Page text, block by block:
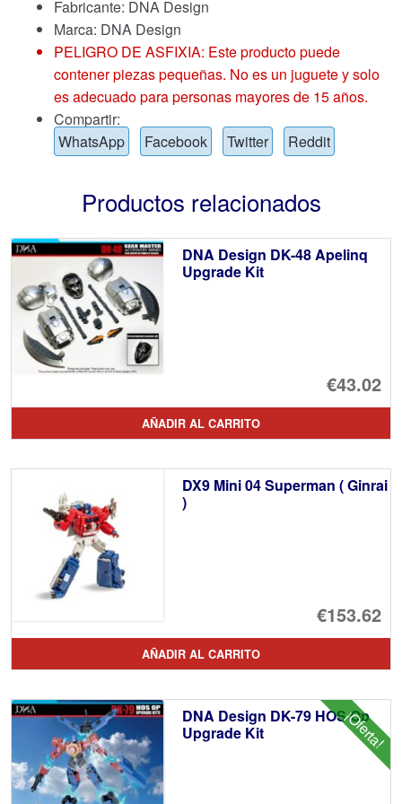
Fabricante: DNA Design
Marca: DNA Design
PELIGRO DE ASFIXIA: Este producto puede
contener piezas pequeñas. No es un juguete y solo
es adecuado para personas mayores de 15 años.
Compartir:
WhatsApp
Facebook Twitter Reddit
Productos relacionados
DNA Design DK-48 Apelinq
Upgrade Kit
€43.02
AÑADIR AL CARRITO
DX9 Mini 04 Superman ( Ginrai
)
€153.62
AÑADIR AL CARRITO
¡Oferta!
DNA Design DK-79 HOS Op
Upgrade Kit